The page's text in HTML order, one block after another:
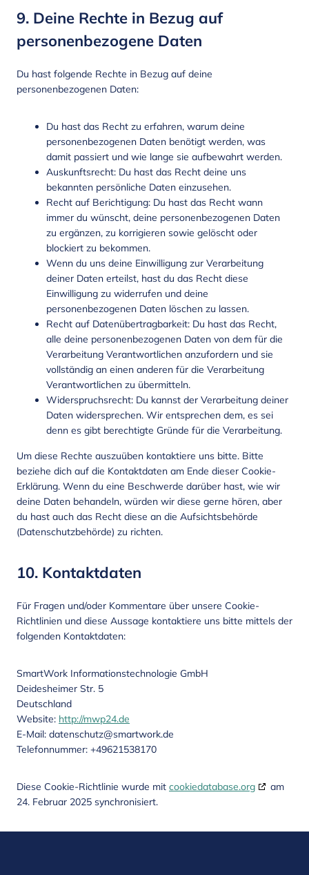
9. Deine Rechte in Bezug auf
personenbezogene Daten
Du hast folgende Rechte in Bezug auf deine
personenbezogenen Daten:
Du hast das Recht zu erfahren, warum deine
personenbezogenen Daten benötigt werden, was
damit passiert und wie lange sie aufbewahrt werden.
Auskunftsrecht: Du hast das Recht deine uns
bekannten persönliche Daten einzusehen.
Recht auf Berichtigung: Du hast das Recht wann
immer du wünscht, deine personenbezogenen Daten
zu ergänzen, zu korrigieren sowie gelöscht oder
blockiert zu bekommen.
Wenn du uns deine Einwilligung zur Verarbeitung
deiner Daten erteilst, hast du das Recht diese
Einwilligung zu widerrufen und deine
personenbezogenen Daten löschen zu lassen.
Recht auf Datenübertragbarkeit: Du hast das Recht,
alle deine personenbezogenen Daten von dem für die
Verarbeitung Verantwortlichen anzufordern und sie
vollständig an einen anderen für die Verarbeitung
Verantwortlichen zu übermitteln.
Widerspruchsrecht: Du kannst der Verarbeitung deiner
Daten widersprechen. Wir entsprechen dem, es sei
denn es gibt berechtigte Gründe für die Verarbeitung.
Um diese Rechte auszuüben kontaktiere uns bitte. Bitte
beziehe dich auf die Kontaktdaten am Ende dieser Cookie-
Erklärung. Wenn du eine Beschwerde darüber hast, wie wir
deine Daten behandeln, würden wir diese gerne hören, aber
du hast auch das Recht diese an die Aufsichtsbehörde
(Datenschutzbehörde) zu richten.
10. Kontaktdaten
Für Fragen und/oder Kommentare über unsere Cookie-
Richtlinien und diese Aussage kontaktiere uns bitte mittels der
folgenden Kontaktdaten:
SmartWork Informationstechnologie GmbH
Deidesheimer Str. 5
Deutschland
Website: http://mwp24.de
E-Mail: datenschutz@smartwork.de
Telefonnummer: +49621538170
Diese Cookie-Richtlinie wurde mit cookiedatabase.org
am
24. Februar 2025 synchronisiert.